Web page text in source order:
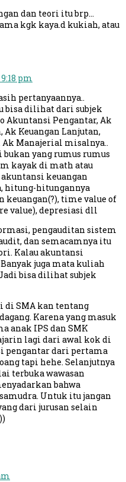
dan teori itu brp…
kgk kaya.d kukiah, atau
pm
pertanyaannya..
bisa dilihat dari subjek
Akuntansi Pengantar, Ak
Ak Keuangan Lanjutan,
Manajerial misalnya..
yang rumus rumus
kayak di math atau
keuangan
hitung-hitungannya
time value of
value), depresiasi dll
pengauditan sistem
dan semacamnya itu
Kalau akuntansi
juga mata kuliah
bisa dilihat subjek
di SMA kan tentang
Karena yang masuk
anak IPS dan SMK
lagi dari awal kok di
pengantar dari pertama
tapi hehe. Selanjutnya
terbuka wawasan
bahwa
Untuk itu jangan
dari jurusan selain